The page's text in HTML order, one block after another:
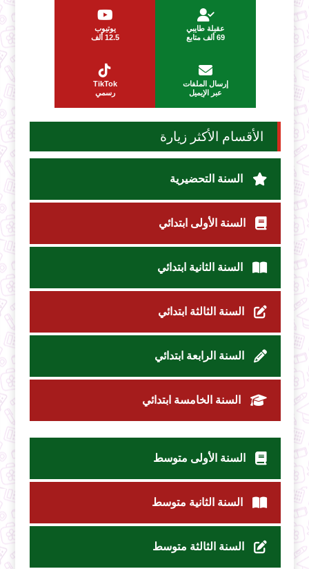
عقيلة طايبي
69 ألف متابع
يوتيوب
12.5 ألف
إرسال الملفات
عبر الإيميل
TikTok
رسمي
الأقسام الأكثر زيارة
السنة التحضيرية
السنة الأولى ابتدائي
السنة الثانية ابتدائي
السنة الثالثة ابتدائي
السنة الرابعة ابتدائي
السنة الخامسة ابتدائي
السنة الأولى متوسط
السنة الثانية متوسط
السنة الثالثة متوسط